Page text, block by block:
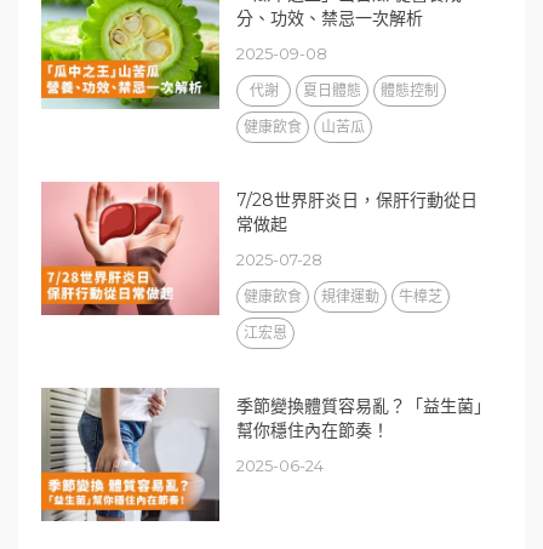
分、功效、禁忌一次解析
2025-09-08
代謝 夏日體態
體態控制
健康飲食
山苦瓜
7/28世界肝炎日，保肝行動從日
常做起
2025-07-28
健康飲食 規律運動
牛樟芝
江宏恩
季節變換體質容易亂？「益生菌」
幫你穩住內在節奏！
2025-06-24